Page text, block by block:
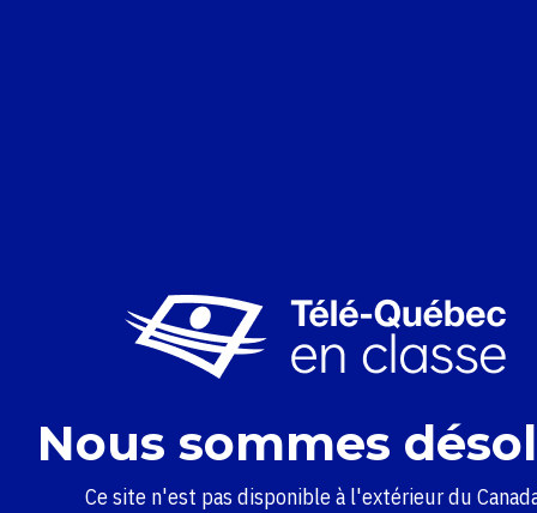
Nous sommes
Ce site n'est pas disponible à l'extérieur du